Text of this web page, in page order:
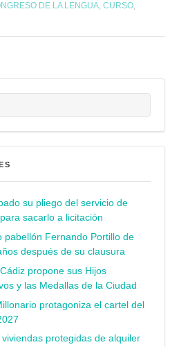
DE LA LENGUA ,CURSO
su pliego del servicio de
sacarlo a licitación
pabellón Fernando Portillo de
después de su clausura
propone sus Hijos
y las Medallas de la Ciudad
protagoniza el cartel del
protegidas de alquiler